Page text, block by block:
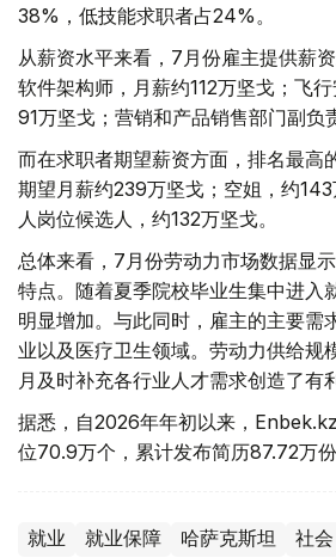
38%，低技能求职者占24%。
从薪资水平来看，7月份雇主提供薪
软件架构师，月薪约112万坚戈；飞
91万坚戈；营销和产品销售部门副负
而在求职者期望薪资方面，排名最高
期望月薪约239万坚戈；空姐，约
人岗位候选人，约132万坚戈。
总体来看，7月份劳动力市场数据显
特点。随着夏季院校毕业生集中进入
明显增加。与此同时，雇主的主要需
业以及医疗卫生领域。劳动力供给规
月及时补充各行业人才需求创造了有
据悉，自2026年年初以来，
位70.9万个，累计发布简历87.72万份
就业 就业保障 哈萨克斯坦 社会